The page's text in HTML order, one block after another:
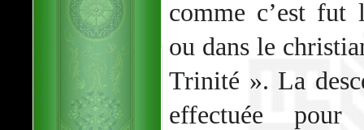
comme c’est fut
ou dans le
Trinité ». La
effectuée